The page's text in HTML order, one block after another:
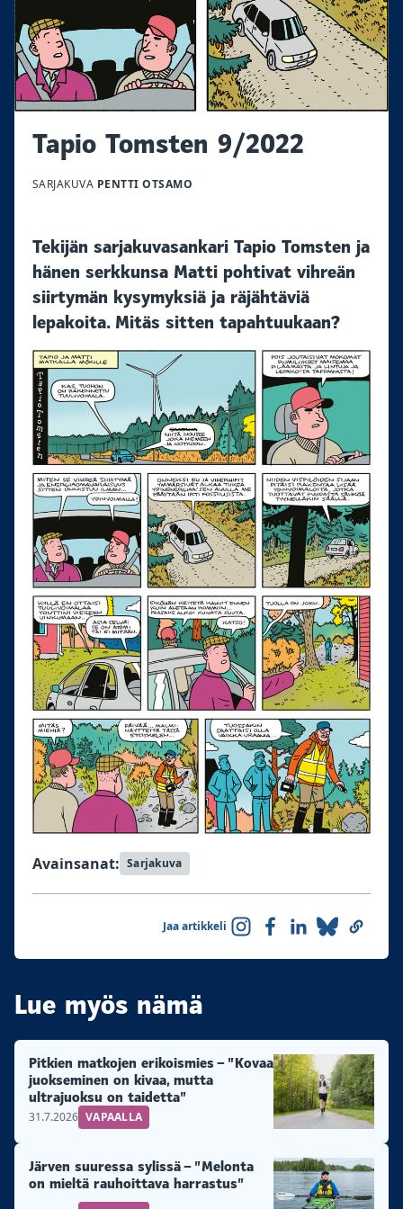
Tapio Tomsten 9/2022
SARJAKUVA PENTTI OTSAMO
Tekijän sarjakuvasankari Tapio Tomsten ja
hänen serkkunsa Matti pohtivat vihreän
siirtymän kysymyksiä ja räjähtäviä
lepakoita. Mitäs sitten tapahtuukaan?
Avainsanat: Sarjakuva
Jaa artikkeli
Lue myös nämä
Pitkien matkojen erikoismies – ”Kovaa
juokseminen on kivaa, mutta
ultrajuoksu on taidetta”
31.7.2026 VAPAALLA
Järven suuressa sylissä – ”Melonta
on mieltä rauhoittava harrastus”